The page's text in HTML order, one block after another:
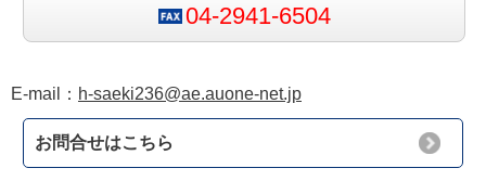
04-2941-6504
E-mail： h-saeki236@ae.auone-net.jp
お問合せはこちら